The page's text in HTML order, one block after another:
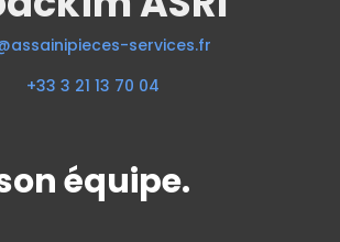
services.fr
+33 3 21 13 70 04
équipe.